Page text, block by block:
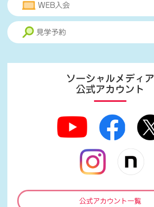
WEB入会
見学予約
ソーシャルメディア
公式アカウント
公式アカウント一覧